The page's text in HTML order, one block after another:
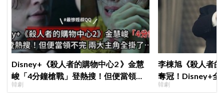
Disney+《殺人者的購物中心2 》金慧
峻「4分鐘槍戰」登熱搜！但便當領不
完兩大主角全掛了⋯
韓劇
李棟旭《殺人者
奪冠！Disney+全
紀錄
韓劇